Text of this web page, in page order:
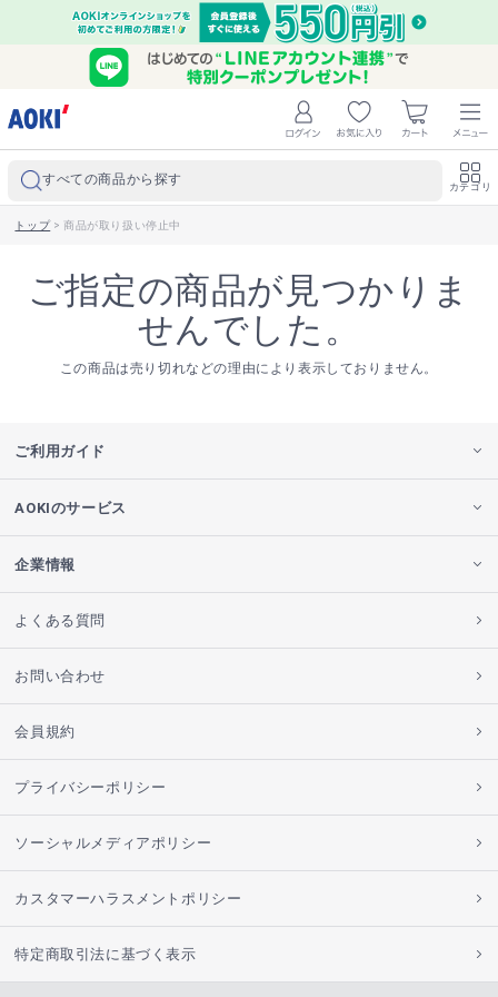
すべての商品から探す カテゴリ
トップ> 商品が取り扱い停止中
ご指定の商品が見つかりま
せんでした。
この商品は売り切れなどの理由により表示しておりません。
ご利用ガイド
AOKIのサービス
企業情報
よくある質問
お問い合わせ
会員規約
プライバシーポリシー
ソーシャルメディアポリシー
カスタマーハラスメントポリシー
特定商取引法に基づく表示